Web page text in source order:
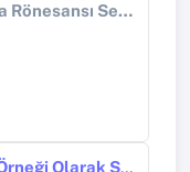
II. Uluslararası Asya Rönesansı Sempozyumu
Bir Bölgeselleşme Örneği Olarak Şanghay İşbirliği Örgütü